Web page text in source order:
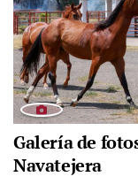
Galería de
Navatejera